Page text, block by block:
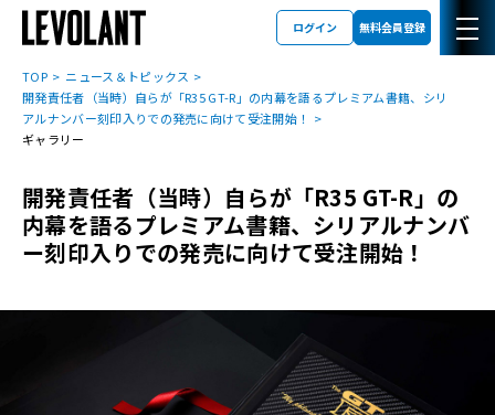
ログイン 無料会員登録
TOP
ニュース＆トピックス
開発責任者（当時）自らが「R35 GT-R」の内幕を語るプレミアム書籍、シリ
アルナンバー刻印入りでの発売に向けて受注開始！
ギャラリー
開発責任者（当時）自らが「R35 GT-R」の
内幕を語るプレミアム書籍、シリアルナンバ
ー刻印入りでの発売に向けて受注開始！